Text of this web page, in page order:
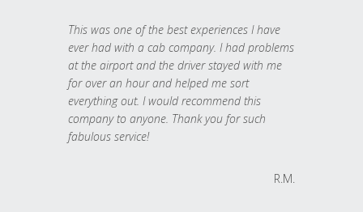
This was one of the best experiences I have
ever had with a cab company. I had problems
at the airport and the driver stayed with me
for over an hour and helped me sort
everything out. I would recommend this
company to anyone. Thank you for such
fabulous service!
R.M.